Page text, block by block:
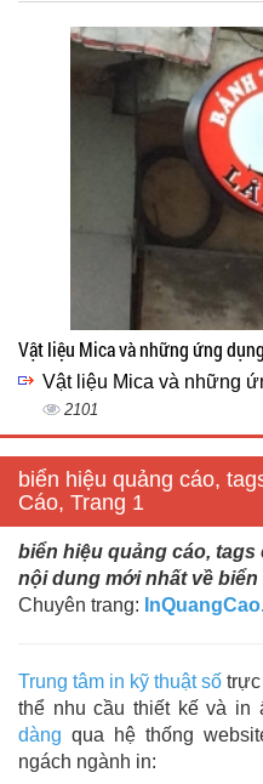
Vật liệu Mica và những ứng
Vật liệu Mica và những
2101
biển hiệu quảng cáo,
Cáo, Trang 1
biển hiệu quảng cáo, tags
nội dung mới nhất về
Chuyên trang:
Trung tâm in kỹ thuật số
thể nhu cầu thiết kế và in
dàng qua hệ thống
ngách ngành in: